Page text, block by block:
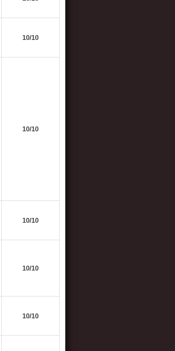
10/10
10/10
10/10
10/10
10/10